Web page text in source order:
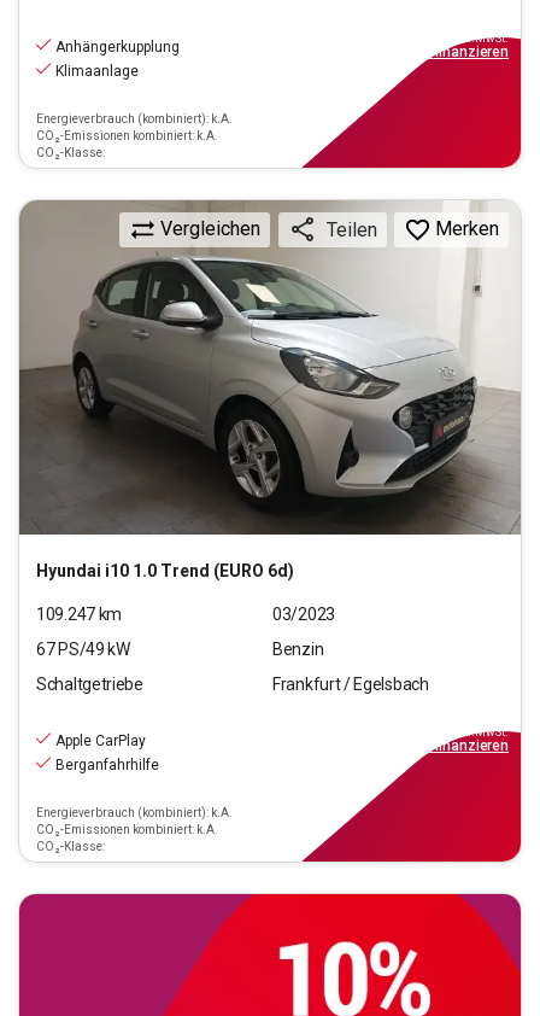
Anhängerkupplung
Klimaanlage
Energieverbrauch (kombiniert): k.A.
CO₂-Emissionen kombiniert: k.A.
CO₂-Klasse:
inkl.MwSt.
finanzieren
Hyundai i10 1.0 Trend (EURO 6d)
Vergleichen Teilen Merken
109.247km
03/2023
67PS/49 kW
Benzin
Schaltgetriebe
Frankfurt / Egelsbach
Apple CarPlay
Berganfahrhilfe
Energieverbrauch (kombiniert): k.A.
CO₂-Emissionen kombiniert: k.A.
CO₂-Klasse:
inkl.MwSt.
finanzieren